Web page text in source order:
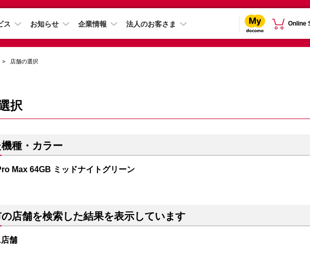
ス お知らせ 企業情報 法人のお客さま Online
店舗の選択
択
種・カラー
Max 64GB ミッドナイトグリーン
店舗を検索した結果を表示しています
舗